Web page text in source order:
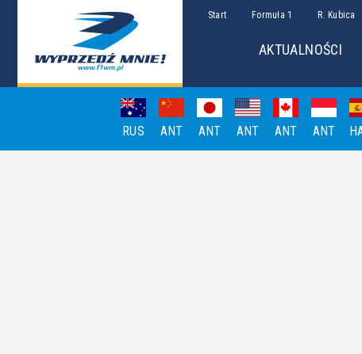
Start Formuła 1 R. Kubica
AKTUALNOŚCI
RUS ANT ANT ANT ANT ANT